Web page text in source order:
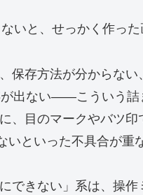
いと、せっかく作っ
保存方法が分からな
出ない――こういう
、目のマークやバツ
といった不具合が重
できない」系は、操